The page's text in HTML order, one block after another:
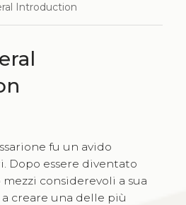
Introduction
fu un avido
Dopo essere diventato
considerevoli a sua
creare una delle più